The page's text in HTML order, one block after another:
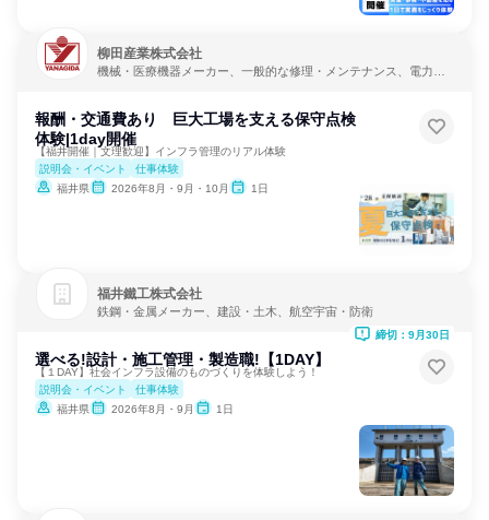
柳田産業株式会社
機械・医療機器メーカー、一般的な修理・メンテナンス、電力・
報酬・交通費あり 巨大工場を支える保守点検
体験|1day開催
【福井開催｜文理歓迎】インフラ管理のリアル体験
説明会・イベント
仕事体験
福井県
2026年8月・9月・10月 1日
福井鐵工株式会社
鉄鋼・金属メーカー、建設・土木、航空宇宙・防衛
選べる!設計・施工管理・製造職!【1DAY】
【１DAY】社会インフラ設備のものづくりを体験しよう！
説明会・イベント
仕事体験
福井県
2026年8月・9月 1日
締切：9月30日